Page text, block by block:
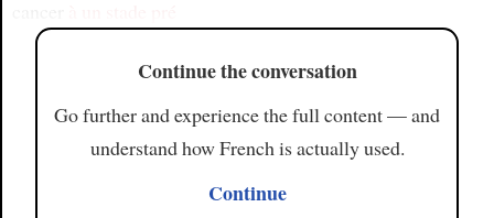
Continue the conversation
Go further and experience the full content — and
understand how French is actually used.
Continue